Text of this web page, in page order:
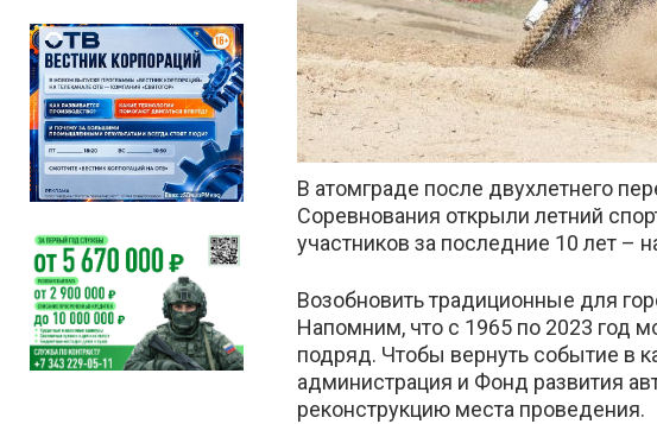
В атомграде после двухлетнего
Соревнования открыли летний
участников за последние 10 лет –
Возобновить традиционные для
Напомним, что с 1965 по 2023 год
подряд. Чтобы вернуть событие в
администрация и Фонд развития
реконструкцию места проведения.